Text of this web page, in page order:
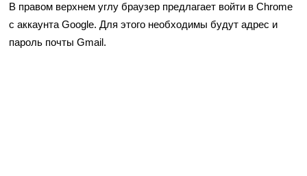
В правом верхнем углу браузер предлагает войти в Chrome
с аккаунта Google. Для этого необходимы будут адрес и
пароль почты Gmail.